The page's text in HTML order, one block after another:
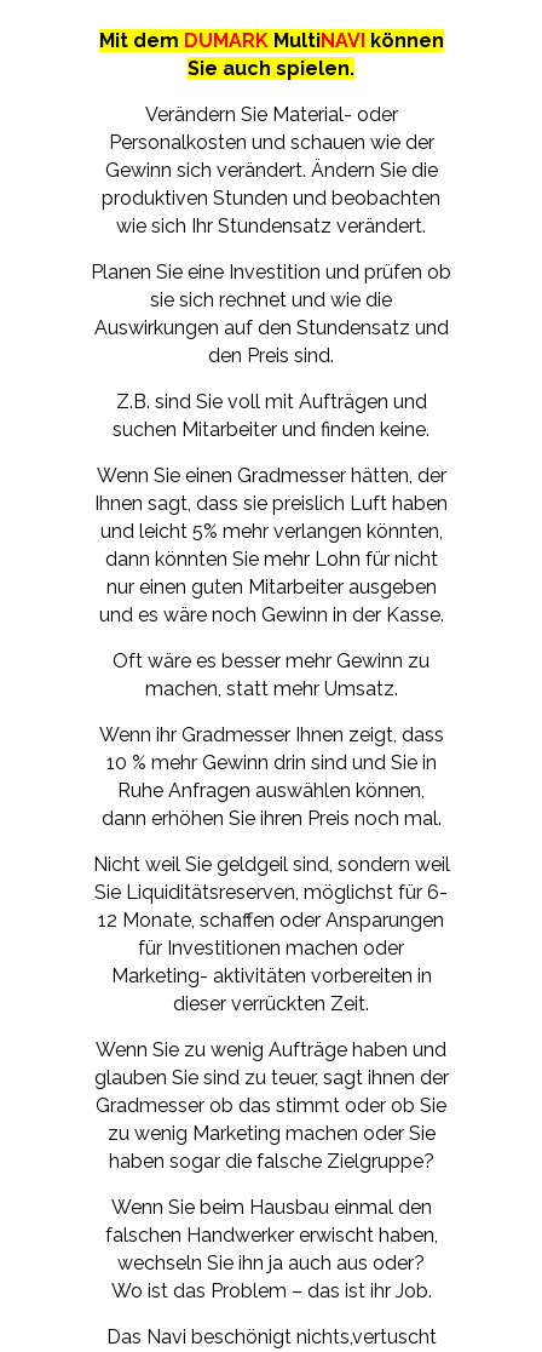
Mit dem DUMARK MultiNAVI können
Sie auch spielen.
Verändern Sie Material- oder
Personalkosten und schauen wie der
Gewinn sich verändert. Ändern Sie die
produktiven Stunden und beobachten
wie sich Ihr Stundensatz verändert.
Planen Sie eine Investition und prüfen ob
sie sich rechnet und wie die
Auswirkungen auf den Stundensatz und
den Preis sind.
Z.B. sind Sie voll mit Aufträgen und
suchen Mitarbeiter und finden keine.
Wenn Sie einen Gradmesser hätten, der
Ihnen sagt, dass sie preislich Luft haben
und leicht 5% mehr verlangen könnten,
dann könnten Sie mehr Lohn für nicht
nur einen guten Mitarbeiter ausgeben
und es wäre noch Gewinn in der Kasse.
Oft wäre es besser mehr Gewinn zu
machen, statt mehr Umsatz.
Wenn ihr Gradmesser Ihnen zeigt, dass
10 % mehr Gewinn drin sind und Sie in
Ruhe Anfragen auswählen können,
dann erhöhen Sie ihren Preis noch mal.
Nicht weil Sie geldgeil sind, sondern weil
Sie Liquiditätsreserven, möglichst für 6-
12 Monate, schaffen oder Ansparungen
für Investitionen machen oder
Marketing- aktivitäten vorbereiten in
dieser verrückten Zeit.
Wenn Sie zu wenig Aufträge haben und
glauben Sie sind zu teuer, sagt ihnen der
Gradmesser ob das stimmt oder ob Sie
zu wenig Marketing machen oder Sie
haben sogar die falsche Zielgruppe?
Wenn Sie beim Hausbau einmal den
falschen Handwerker erwischt haben,
wechseln Sie ihn ja auch aus oder?
Wo ist das Problem – das ist ihr Job.
Das Navi beschönigt nichts,vertuscht